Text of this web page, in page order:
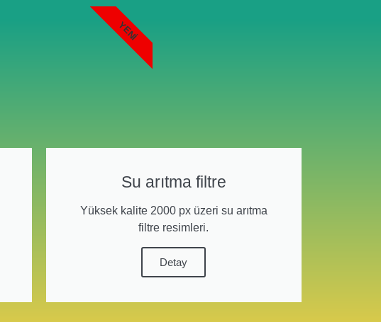
Su arıtma filtre
Yüksek kalite 2000 px üzeri su arıtma
filtre resimleri.
Detay
YENI